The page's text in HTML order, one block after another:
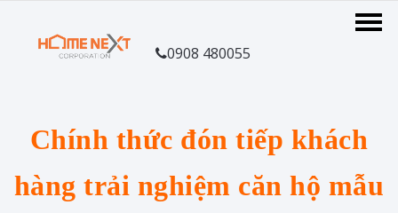
0908 480055
Chính thức đón tiếp khách
hàng trải nghiệm căn hộ mẫu